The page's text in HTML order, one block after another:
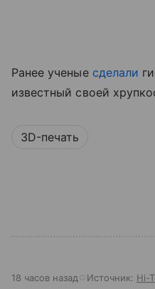
Ранее ученые сделали
известный своей
3D-печать
18 часов назад Источник: Hi-